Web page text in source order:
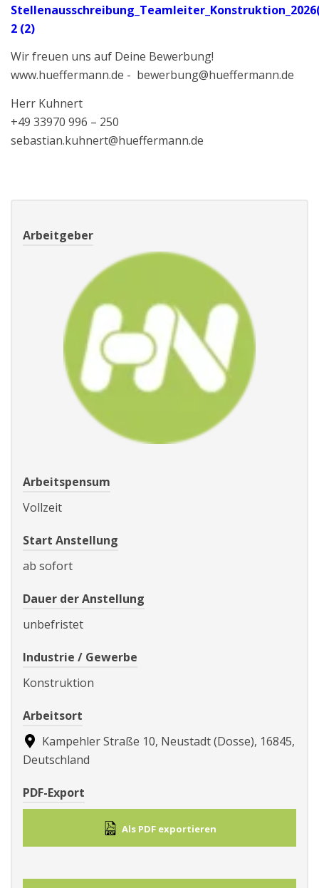
2 (2)
Wir freuen uns auf Deine Bewerbung!
www.hueffermann.de - bewerbung@hueffermann.de
Herr Kuhnert
+49 33970 996 – 250
sebastian.kuhnert@hueffermann.de
Arbeitgeber
Arbeitspensum
Vollzeit
Start Anstellung
ab sofort
Dauer der Anstellung
unbefristet
Industrie / Gewerbe
Konstruktion
Arbeitsort
Kampehler Straße 10, Neustadt (Dosse), 16845,
Deutschland
PDF-Export
Als PDF exportieren